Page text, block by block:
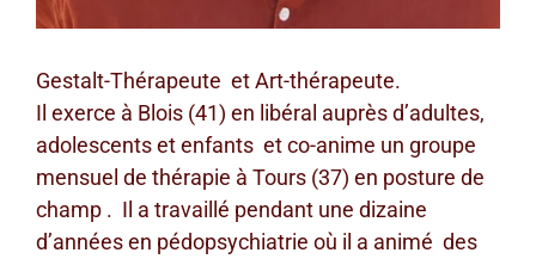
Gestalt-Thérapeute et Art-thérapeute.
Il exerce à Blois (41) en libéral auprès d’adultes,
adolescents et enfants et co-anime un groupe
mensuel de thérapie à Tours (37) en posture de
champ . Il a travaillé pendant une dizaine
d’années en pédopsychiatrie où il a animé des